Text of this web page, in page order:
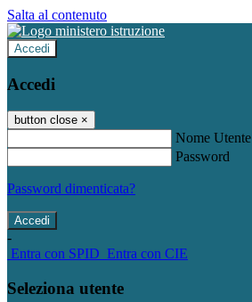
Salta al contenuto
Accedi
Accedi
button close ×
Nome Utente
Password
Password dimenticata?
-
Entra con SPID Entra con CIE
Seleziona utente